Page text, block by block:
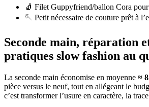
🧦 Filet Guppyfriend/ballon Cora
🪡 Petit nécessaire de couture prêt à
Seconde main, réparation
pratiques slow fashion au
La seconde main économise en moyenne ≈
pièce versus le neuf, tout en allégeant le
c’est transformer l’usure en caractère, la